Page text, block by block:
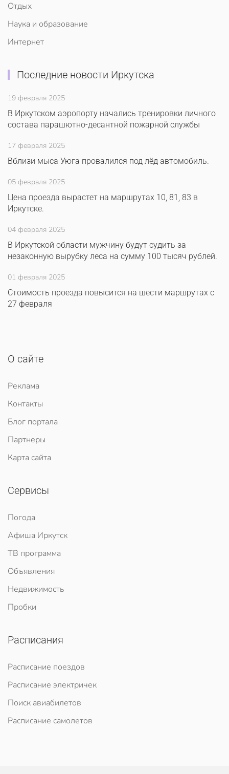
Отдых
Наука и образование
Интернет
Последние новости Иркутска
19 февраля 2025
В Иркутском аэропорту начались тренировки личного
состава парашютно-десантной пожарной службы
17 февраля 2025
Вблизи мыса Уюга провалился под лёд автомобиль.
05 февраля 2025
Цена проезда вырастет на маршрутах 10, 81, 83 в
Иркутске.
04 февраля 2025
В Иркутской области мужчину будут судить за
незаконную вырубку леса на сумму 100 тысяч рублей.
01 февраля 2025
Стоимость проезда повысится на шести маршрутах с
27 февраля
О сайте
Реклама
Контакты
Блог портала
Партнеры
Карта сайта
Сервисы
Погода
Афиша Иркутск
ТВ программа
Объявления
Недвижимость
Пробки
Расписания
Расписание поездов
Расписание электричек
Поиск авиабилетов
Расписание самолетов